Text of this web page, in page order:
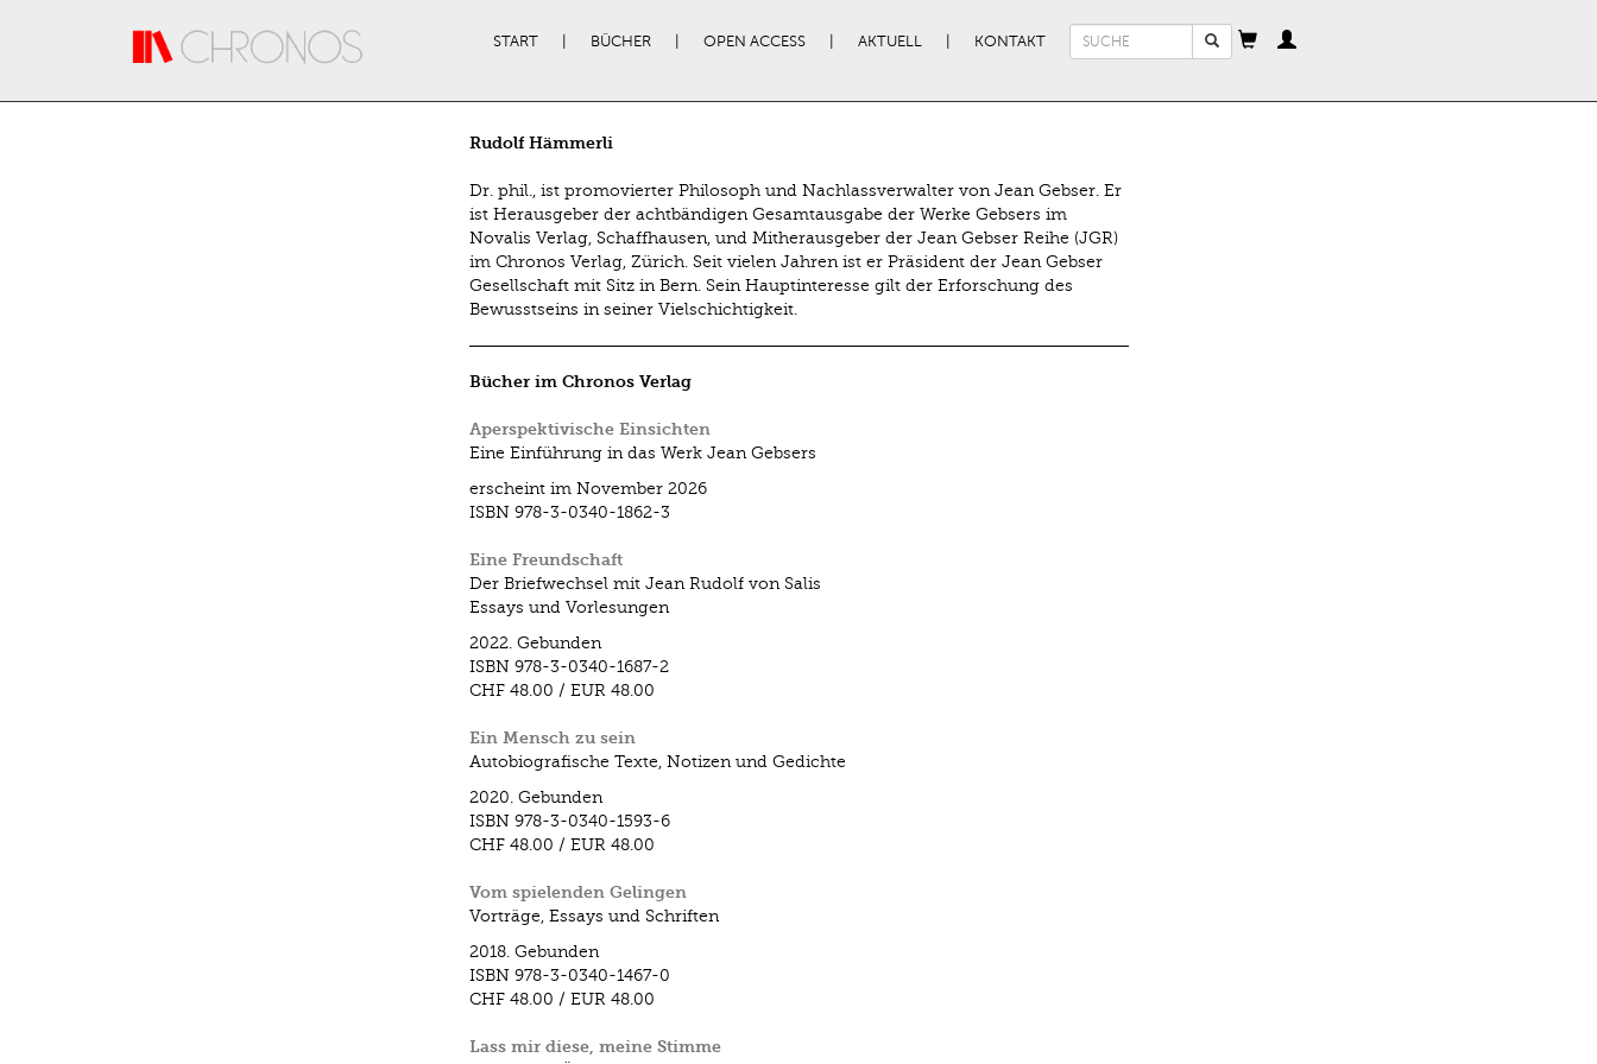
START BÜCHER OPEN ACCESS AKTUELL KONTAKT
Suchformular
Rudolf Hämmerli
Dr. phil., ist promovierter Philosoph und Nachlassverwalter von Jean Gebser. Er
ist Herausgeber der achtbändigen Gesamtausgabe der Werke Gebsers im
Novalis Verlag, Schaffhausen, und Mitherausgeber der Jean Gebser Reihe (JGR)
im Chronos Verlag, Zürich. Seit vielen Jahren ist er Präsident der Jean Gebser
Gesellschaft mit Sitz in Bern. Sein Hauptinteresse gilt der Erforschung des
Bewusstseins in seiner Vielschichtigkeit.
Bücher im Chronos Verlag
Aperspektivische Einsichten
Eine Einführung in das Werk Jean Gebsers
erscheint im November 2026
ISBN 978-3-0340-1862-3
Eine Freundschaft
Der Briefwechsel mit Jean Rudolf von Salis
Essays und Vorlesungen
2022. Gebunden
ISBN 978-3-0340-1687-2
CHF 48.00 / EUR 48.00
Ein Mensch zu sein
Autobiografische Texte, Notizen und Gedichte
2020. Gebunden
ISBN 978-3-0340-1593-6
CHF 48.00 / EUR 48.00
Vom spielenden Gelingen
Vorträge, Essays und Schriften
2018. Gebunden
ISBN 978-3-0340-1467-0
CHF 48.00 / EUR 48.00
Lass mir diese, meine Stimme